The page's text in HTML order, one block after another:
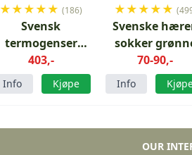
★★★★★ (186)
Svensk
termogenser
ullgenser M59
403,-
Info Kjøpe
★★★★★
Svenske
sokker
70-90,-
Info
OUR